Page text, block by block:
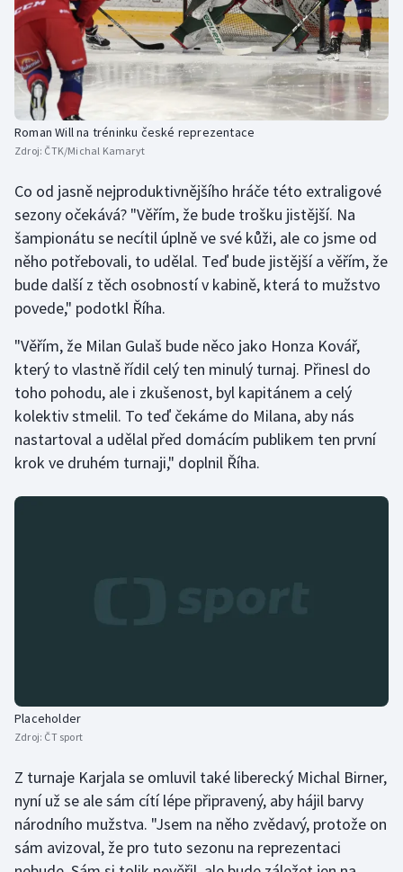
Sportovní střelba
Stolní tenis
Triatlon
Vodní slalom
Volejbal
Ostatní
Roman Will na tréninku české reprezentace
Zdroj: ČTK/Michal Kamaryt
Co od jasně nejproduktivnějšího hráče této extraligové
sezony očekává? "Věřím, že bude trošku jistější. Na
šampionátu se necítil úplně ve své kůži, ale co jsme od
něho potřebovali, to udělal. Teď bude jistější a věřím, že
bude další z těch osobností v kabině, která to mužstvo
povede," podotkl Říha.
"Věřím, že Milan Gulaš bude něco jako Honza Kovář,
který to vlastně řídil celý ten minulý turnaj. Přinesl do
toho pohodu, ale i zkušenost, byl kapitánem a celý
kolektiv stmelil. To teď čekáme do Milana, aby nás
nastartoval a udělal před domácím publikem ten první
krok ve druhém turnaji," doplnil Říha.
Placeholder
Zdroj: ČT sport
Z turnaje Karjala se omluvil také liberecký Michal Birner,
nyní už se ale sám cítí lépe připravený, aby hájil barvy
národního mužstva. "Jsem na něho zvědavý, protože on
sám avizoval, že pro tuto sezonu na reprezentaci